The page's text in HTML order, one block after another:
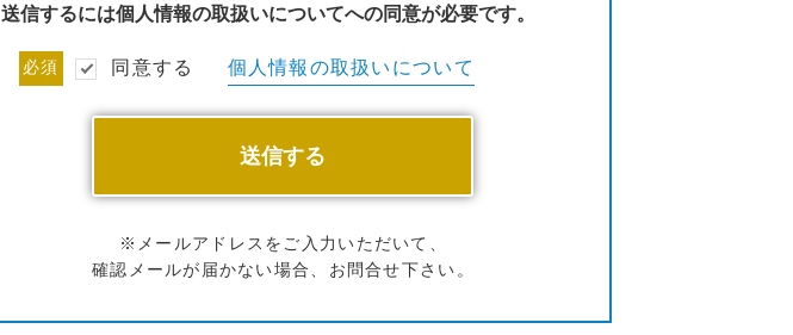
送信するには個人情報の取扱いについてへの同意が必要です。
必須 同意する 個人情報の取扱いについて
※メールアドレスをご入力いただいて、
確認メールが届かない場合、お問合せ下さい。